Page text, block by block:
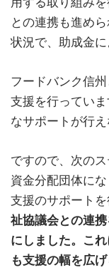
との連携も進め
状況で、助成金に
フードバンク信
支援を行ってい
なサポートが行
ですので、次の
資金分配団体に
支援のサポート
祉協議会との連
にしました。こ
も支援の幅を広